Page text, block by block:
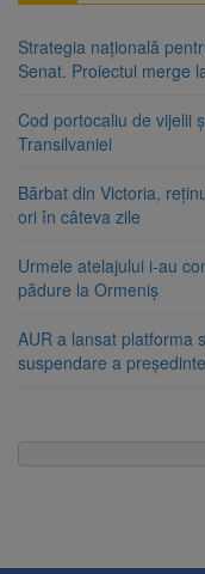
Strategia națională
Senat. Proiectul merge
Cod portocaliu de vijelii
Transilvaniei
Bărbat din Victoria,
ori în câteva zile
Urmele atelajului i-au
pădure la Ormeniș
AUR a lansat platforma
suspendare a